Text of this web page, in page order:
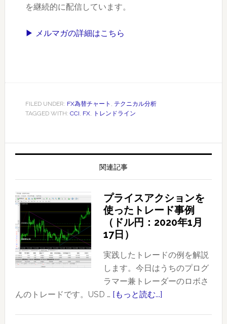
を継続的に配信しています。
▶ メルマガの詳細はこちら
FILED UNDER: FX為替チャート , テクニカル分析
TAGGED WITH: CCI, FX, トレンドライン
関連記事
プライスアクションを
使ったトレード事例
（ドル円：2020年1月
17日）
実践したトレードの例を解説
します。今日はうちのプログ
ラマー兼トレーダーのロボさ
んのトレードです。USD … [もっと読む...]